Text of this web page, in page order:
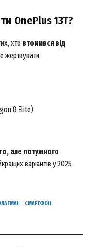
OnePlus 13T?
хто втомився від
жертвувати
8 Elite)
але потужного
варіантів у 2025
СМАРТФОН